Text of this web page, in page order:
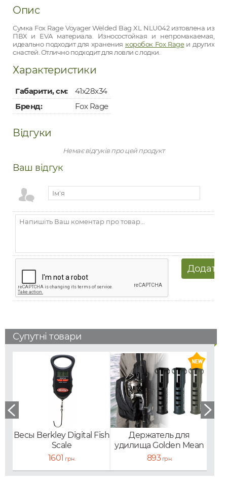
Опис
Сумка Fox Rage Voyager Welded Bag XL NLU042 изтовлена из
ПВХ и EVA материала. Износостойкая и непромакаемая,
идеально подходит для хранения коробок Fox Rageи других
снастей. Отлично подходит для ловли с лодки.
Характеристики
Габарити, см:
41х28х34
Бренд:
Fox Rage
Відгуки
Немає відгуків про цей продукт
Ваш відгук
Супутні товари
Весы Berkley Digital Fish
Scale
1601 грн.
Держатель для
удилища Golden Mean
Rod Post SP
893грн.